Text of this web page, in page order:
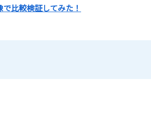
比較検証してみた！